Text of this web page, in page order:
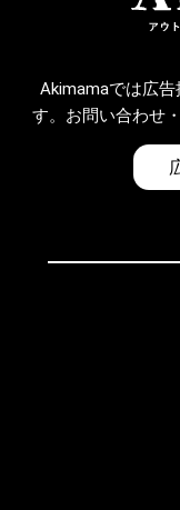
Akimamaでは広
す。お問い合わせ